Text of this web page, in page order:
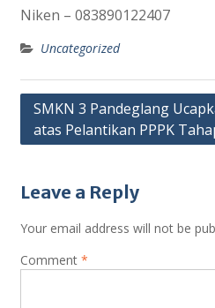
Niken – 083890122407
Uncategorized
Post
navigation
SMKN 3 Pandeglang
atas Pelantikan PPPK
Leave a Reply
Your email address will not be
Comment *